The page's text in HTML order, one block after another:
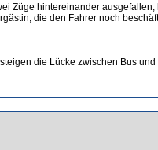
Züge hintereinander
die den Fahrer noch
die Lücke zwischen Bus